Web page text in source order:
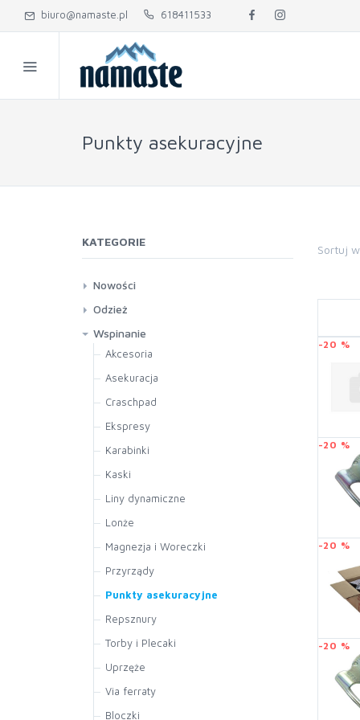
biuro@namaste.pl 618411533
Punkty asekuracyjne
Sortuj
-20 %
-20 %
-20 %
-20 %
KATEGORIE
Nowości
Camp
Camp Work
Klymit
Rock Empire
Odzież
Damska
Dziecięca
Męska
Wspinanie
Akcesoria
Asekuracja
Craschpad
Ekspresy
Karabinki
Kaski
Liny dynamiczne
Lonże
Magnezja i Woreczki
Przyrządy
Punkty asekuracyjne
Repsznury
Torby i Plecaki
Uprzęże
Via ferraty
Bloczki